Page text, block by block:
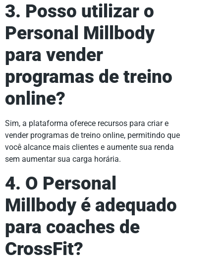
3. Posso utilizar o
Personal Millbody
para vender
programas de treino
online?
Sim, a plataforma oferece recursos para criar e
vender programas de treino online, permitindo que
você alcance mais clientes e aumente sua renda
sem aumentar sua carga horária.
4. O Personal
Millbody é adequado
para coaches de
CrossFit?